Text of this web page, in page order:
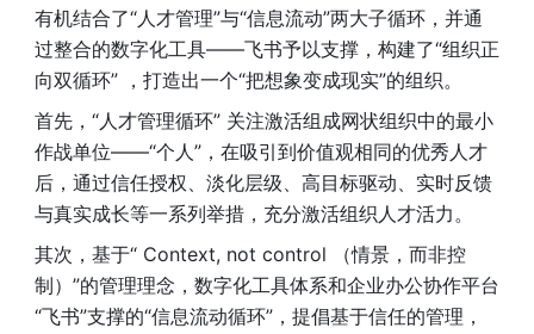
有机结合了“人才管理”与“信息流动”两大子循环，并通
过整合的数字化工具——飞书予以支撑，构建了“组织正
向双循环” ，打造出一个“把想象变成现实”的组织。
首先，“人才管理循环” 关注激活组成网状组织中的最小
作战单位——“个人”，在吸引到价值观相同的优秀人才
后，通过信任授权、淡化层级、高目标驱动、实时反馈
与真实成长等一系列举措，充分激活组织人才活力。
其次，基于“ Context, not control （情景，而非控
制）”的管理理念，数字化工具体系和企业办公协作平台
“飞书”支撑的“信息流动循环”，提倡基于信任的管理，